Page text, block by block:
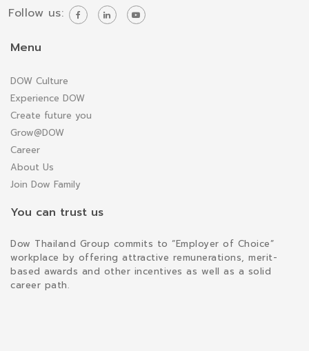
Follow us:
Menu
DOW Culture
Experience DOW
Create future you
Grow@DOW
Career
About Us
Join Dow Family
You can trust us
Dow Thailand Group commits to “Employer of Choice”
workplace by offering attractive remunerations, merit-
based awards and other incentives as well as a solid
career path.